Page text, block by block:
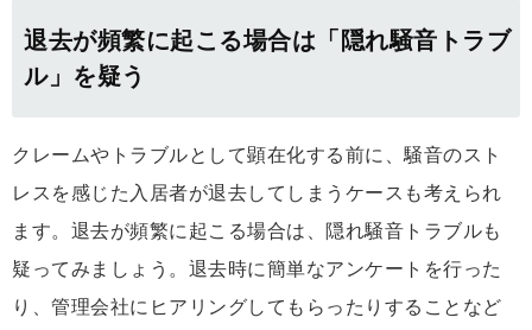
退去が頻繁に起こる場合は「隠れ騒音トラブ
ル」を疑う
クレームやトラブルとして顕在化する前に、騒音のスト
レスを感じた入居者が退去してしまうケースも考えられ
ます。退去が頻繁に起こる場合は、隠れ騒音トラブルも
疑ってみましょう。退去時に簡単なアンケートを行った
り、管理会社にヒアリングしてもらったりすることなど